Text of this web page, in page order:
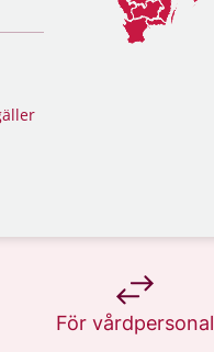
För vårdpersonal
på 1177.se